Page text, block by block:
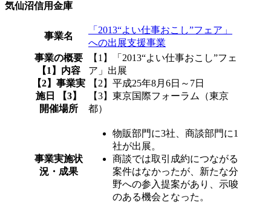
気仙沼信用金庫
事業名
「2013“よい仕事おこし”フェア」
への出展支援事業
事業の概要
【1】内容
【2】事業実
施日 【3】
開催場所
【1】「2013“よい仕事おこし”フェ
ア」出展
【2】平成25年8月6日～7日
【3】東京国際フォーラム（東京
都）
事業実施状
況・成果
物販部門に3社、商談部門に1
社が出展。
商談では取引成約につながる
案件はなかったが、新たな分
野への参入提案があり、示唆
のある機会となった。